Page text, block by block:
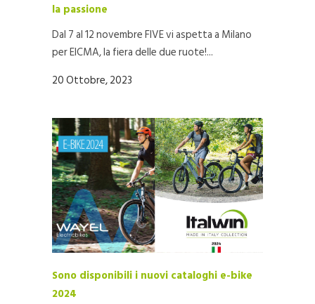
la passione
Dal 7 al 12 novembre FIVE vi aspetta a Milano
per EICMA, la fiera delle due ruote!...
20 Ottobre, 2023
Sono disponibili i nuovi cataloghi e-bike
2024